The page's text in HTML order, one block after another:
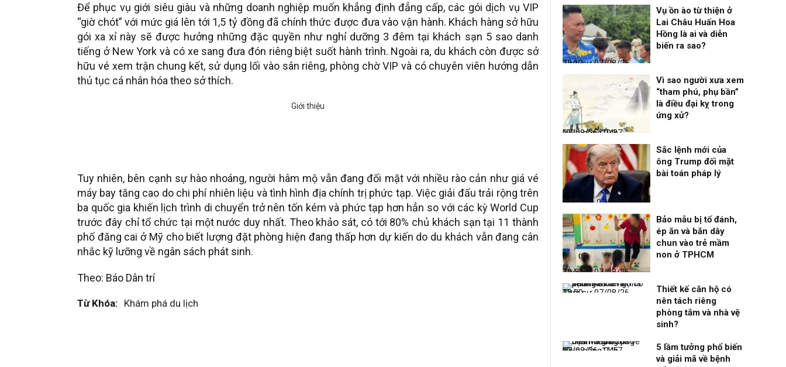
Để phục vụ giới siêu giàu và những doanh nghiệp muốn khẳng định đẳng cấp, các gói dịch vụ VIP
“giờ chót” với mức giá lên tới 1,5 tỷ đồng đã chính thức được đưa vào vận hành. Khách hàng sở hữu
gói xa xỉ này sẽ được hưởng những đặc quyền như nghỉ dưỡng 3 đêm tại khách sạn 5 sao danh
tiếng ở New York và có xe sang đưa đón riêng biệt suốt hành trình. Ngoài ra, du khách còn được sở
hữu vé xem trận chung kết, sử dụng lối vào sân riêng, phòng chờ VIP và có chuyên viên hướng dẫn
thủ tục cá nhân hóa theo sở thích.
Tuy nhiên, bên cạnh sự hào nhoáng, người hâm mộ vẫn đang đối mặt với nhiều rào cản như giá vé
máy bay tăng cao do chi phí nhiên liệu và tình hình địa chính trị phức tạp. Việc giải đấu trải rộng trên
ba quốc gia khiến lịch trình di chuyển trở nên tốn kém và phức tạp hơn hẳn so với các kỳ World Cup
trước đây chỉ tổ chức tại một nước duy nhất. Theo khảo sát, có tới 80% chủ khách sạn tại 11 thành
phố đăng cai ở Mỹ cho biết lượng đặt phòng hiện đang thấp hơn dự kiến do du khách vẫn đang cân
nhắc kỹ lưỡng về ngân sách phát sinh.
Theo: Báo Dân trí
Từ Khóa: Khám phá du lịch
Thời sự
07/08/26, 22:13
Vụ ồn ào từ thiện ở
Lai Châu Huấn Hoa
Hồng là ai và diễn
biến ra sao?
Nhịp sống 24h
07/08/26, 19:37
Vì sao người xưa xem
“tham phú, phụ bần”
là điều đại kỵ trong
ứng xử?
Điểm tin
07/08/26, 14:56
Sắc lệnh mới của
ông Trump đối mặt
bài toán pháp lý
Thời sự
07/08/26, 12:51
Bảo mẫu bị tố đánh,
ép ăn và bắn dây
chun vào trẻ mầm
non ở TPHCM
Thời sự
07/08/26, 12:00
Thiết kế căn hộ có
nên tách riêng
phòng tắm và nhà vệ
sinh?
Nhịp sống 24h
07/08/26, 11:57
5 lầm tưởng phổ biến
và giải mã về bệnh